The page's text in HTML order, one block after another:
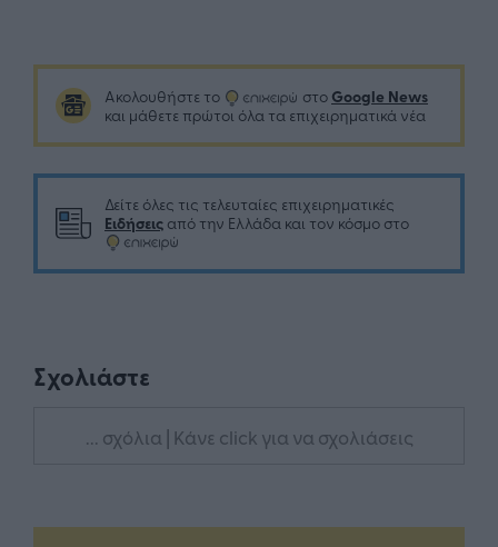
Ακολουθήστε το στο Google News
και μάθετε πρώτοι όλα τα επιχειρηματικά νέα
Δείτε όλες τις τελευταίες επιχειρηματικές
Ειδήσεις από την Ελλάδα και τον κόσμο στο
Σχολιάστε
... σχόλια | Κάνε click για να σχολιάσεις